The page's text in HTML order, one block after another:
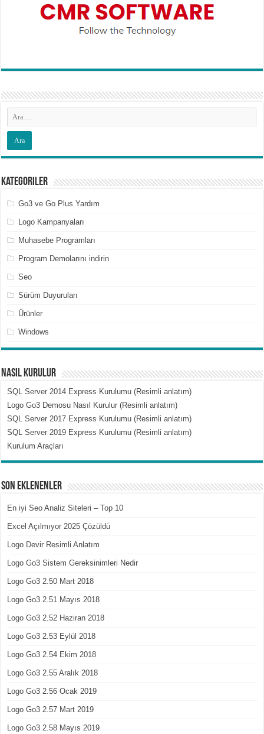
Kategoriler
Go3 ve Go Plus Yardım
Logo Kampanyaları
Muhasebe Programları
Program Demolarını indirin
Seo
Sürüm Duyuruları
Ürünler
Windows
Nasıl Kurulur
SQL Server 2014 Express Kurulumu (Resimli anlatım)
Logo Go3 Demosu Nasıl Kurulur (Resimli anlatım)
SQL Server 2017 Express Kurulumu (Resimli anlatım)
SQL Server 2019 Express Kurulumu (Resimli anlatım)
Kurulum Araçları
Son Eklenenler
En iyi Seo Analiz Siteleri – Top 10
Excel Açılmıyor 2025 Çözüldü
Logo Devir Resimli Anlatım
Logo Go3 Sistem Gereksinimleri Nedir
Logo Go3 2.50 Mart 2018
Logo Go3 2.51 Mayıs 2018
Logo Go3 2.52 Haziran 2018
Logo Go3 2.53 Eylül 2018
Logo Go3 2.54 Ekim 2018
Logo Go3 2.55 Aralık 2018
Logo Go3 2.56 Ocak 2019
Logo Go3 2.57 Mart 2019
Logo Go3 2.58 Mayıs 2019